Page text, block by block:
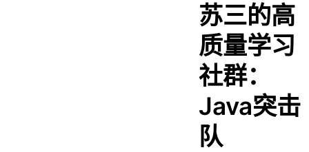
苏三的高
质量学习
社群：
Java突击
队